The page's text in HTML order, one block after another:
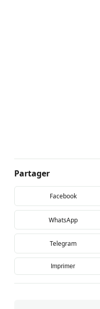
Partager
Facebook
WhatsApp
Telegram
Imprimer